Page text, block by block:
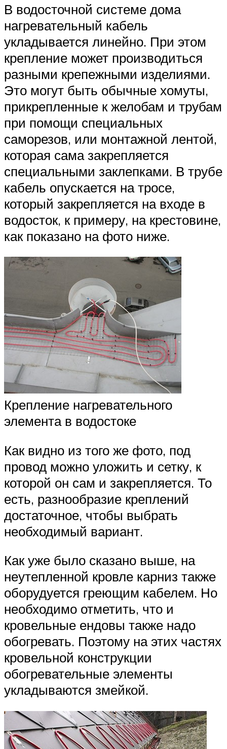
В водосточной системе дома
нагревательный кабель
укладывается линейно. При этом
крепление может производиться
разными крепежными изделиями.
Это могут быть обычные хомуты,
прикрепленные к желобам и трубам
при помощи специальных
саморезов, или монтажной лентой,
которая сама закрепляется
специальными заклепками. В трубе
кабель опускается на тросе,
который закрепляется на входе в
водосток, к примеру, на крестовине,
как показано на фото ниже.
Крепление нагревательного
элемента в водостоке
Как видно из того же фото, под
провод можно уложить и сетку, к
которой он сам и закрепляется. То
есть, разнообразие креплений
достаточное, чтобы выбрать
необходимый вариант.
Как уже было сказано выше, на
неутепленной кровле карниз также
оборудуется греющим кабелем. Но
необходимо отметить, что и
кровельные ендовы также надо
обогревать. Поэтому на этих частях
кровельной конструкции
обогревательные элементы
укладываются змейкой.